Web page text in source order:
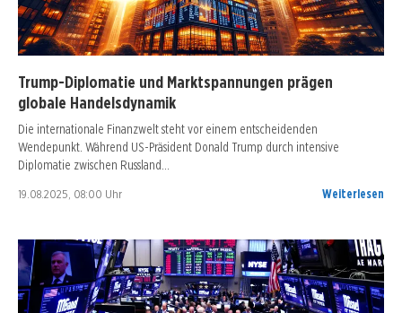
Trump-Diplomatie und Marktspannungen prägen
globale Handelsdynamik
Die internationale Finanzwelt steht vor einem entscheidenden
Wendepunkt. Während US-Präsident Donald Trump durch intensive
Diplomatie zwischen Russland…
19.08.2025, 08:00 Uhr Weiterlesen